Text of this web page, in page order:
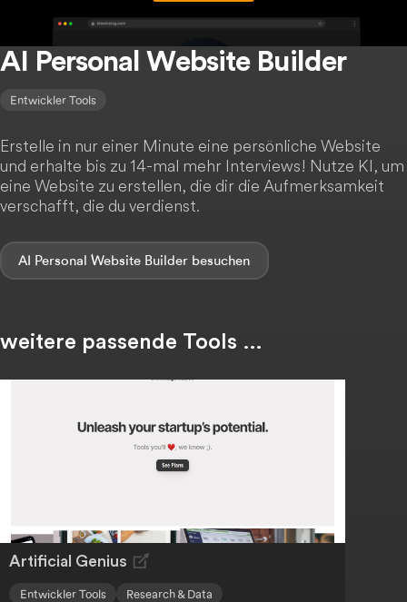
AI Personal Website Builder
Entwickler Tools
Erstelle in nur einer Minute eine persönliche Website
und erhalte bis zu 14-mal mehr Interviews! Nutze KI, um
eine Website zu erstellen, die dir die Aufmerksamkeit
verschafft, die du verdienst.
AI Personal Website Builder
weitere passende Tools …
Artificial Genius
Entwickler Tools Research & Data